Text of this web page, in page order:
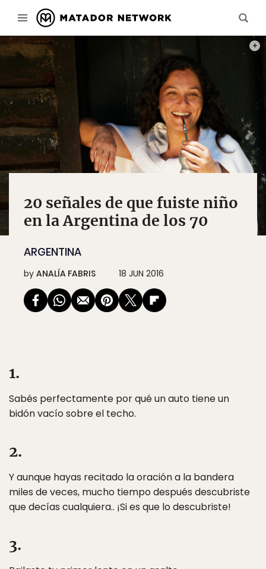
20 señales de que fuiste niño
en la Argentina de los 70
ARGENTINA
by ANALÍA FABRIS 18 JUN 2016
1.
Sabés perfectamente por qué un auto tiene un
bidón vacío sobre el techo.
2.
Y aunque hayas recitado la oración a la bandera
miles de veces, mucho tiempo después descubriste
que decías cualquiera.. ¡Si es que lo descubriste!
3.